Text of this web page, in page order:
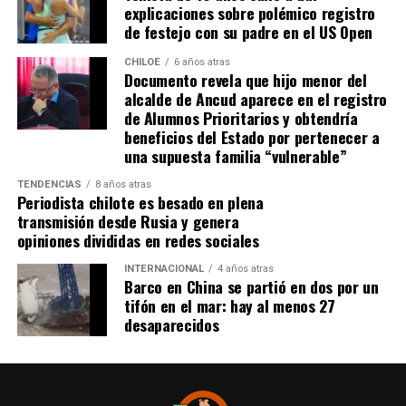
sentimiento generalizado entre los ediles de Chiloé ante
la disminución de recursos provenientes de la Subdere.
explicaciones sobre polémico registro
de festejo con su padre en el US Open
CHILOE 6 años atras
Documento revela que hijo menor del
alcalde de Ancud aparece en el registro
de Alumnos Prioritarios y obtendría
beneficios del Estado por pertenecer a
una supuesta familia “vulnerable”
TENDENCIAS 8 años atras
Periodista chilote es besado en plena
transmisión desde Rusia y genera
opiniones divididas en redes sociales
INTERNACIONAL 4 años atras
Barco en China se partió en dos por un
tifón en el mar: hay al menos 27
desaparecidos